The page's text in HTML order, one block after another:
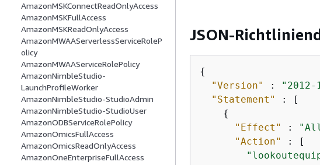
AmazonMSKConnectReadOnlyAccess
AmazonMSKFullAccess
AmazonMSKReadOnlyAccess
AmazonMWAAServerlessServiceRoleP
olicy
AmazonMWAAServiceRolePolicy
AmazonNimbleStudio-
LaunchProfileWorker
AmazonNimbleStudio-StudioAdmin
AmazonNimbleStudio-StudioUser
AmazonODBServiceRolePolicy
AmazonOmicsFullAccess
AmazonOmicsReadOnlyAccess
AmazonOneEnterpriseFullAccess
JSON-
{
"Version"
: "2012-
"Statement"
: [
{
"Effect"
:
"Action"
: [